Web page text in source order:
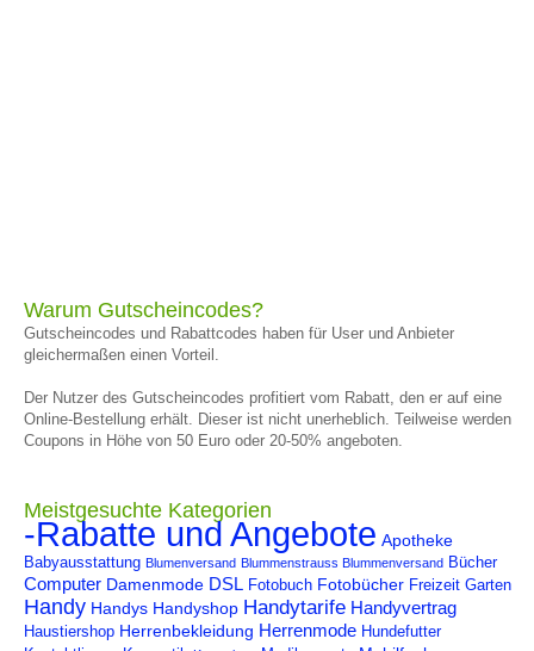
Warum Gutscheincodes?
Gutscheincodes und Rabattcodes haben für User und Anbieter
gleichermaßen einen Vorteil.
Der Nutzer des Gutscheincodes profitiert vom Rabatt, den er auf eine
Online-Bestellung erhält. Dieser ist nicht unerheblich. Teilweise werden
Coupons in Höhe von 50 Euro oder 20-50% angeboten.
Meistgesuchte Kategorien
-Rabatte und Angebote Apotheke
Babyausstattung Blumenversand Blummenstrauss Blummenversand Bücher
Computer Damenmode DSL Fotobuch Fotobücher Freizeit Garten
Handy Handys Handyshop Handytarife Handyvertrag
Haustiershop Herrenbekleidung Herrenmode Hundefutter